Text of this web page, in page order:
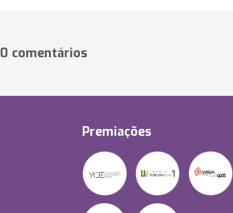
0 comentários
Premiações